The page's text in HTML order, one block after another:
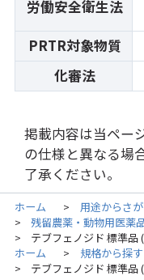
労働安全衛生法
PRTR対象物質
化審法
掲載内容は当ペー
の仕様と異なる場
了承ください。
ホーム > 用途からさ
> 残留農薬・動物用医薬
>
テブフェノジド 標準品
ホーム
> 規格から探す
> テブフェノジド 標準品